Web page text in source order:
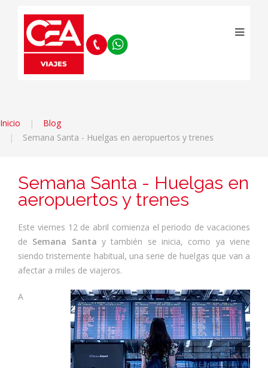
Inicio
Blog
Semana Santa - Huelgas en aeropuertos y trenes
Semana Santa - Huelgas en
aeropuertos y trenes
Este viernes 12 de abril comienza el periodo de vacaciones
de Semana Santa y también se inicia, como ya viene
siendo tristemente habitual, una serie de huelgas que van a
afectar a miles de viajeros.
A